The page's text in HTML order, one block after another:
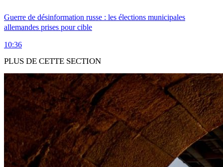
Guerre de désinformation russe : les élections municipales
allemandes prises pour cible
10:36
PLUS DE CETTE SECTION